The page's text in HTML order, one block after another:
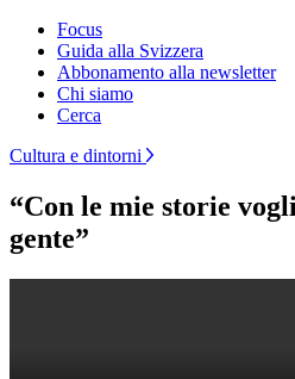
Focus
Guida alla Svizzera
Abbonamento alla newsletter
Chi siamo
Cerca
Cultura e dintorni
“Con le mie storie
gente”